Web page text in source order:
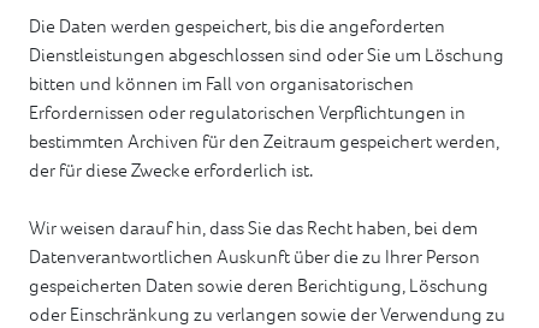
Die Daten werden gespeichert, bis die angeforderten
Dienstleistungen abgeschlossen sind oder Sie um Löschung
bitten und können im Fall von organisatorischen
Erfordernissen oder regulatorischen Verpflichtungen in
bestimmten Archiven für den Zeitraum gespeichert werden,
der für diese Zwecke erforderlich ist.
Wir weisen darauf hin, dass Sie das Recht haben, bei dem
Datenverantwortlichen Auskunft über die zu Ihrer Person
gespeicherten Daten sowie deren Berichtigung, Löschung
oder Einschränkung zu verlangen sowie der Verwendung zu